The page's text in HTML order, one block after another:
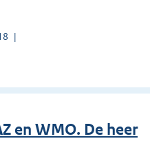
en WMO. De heer